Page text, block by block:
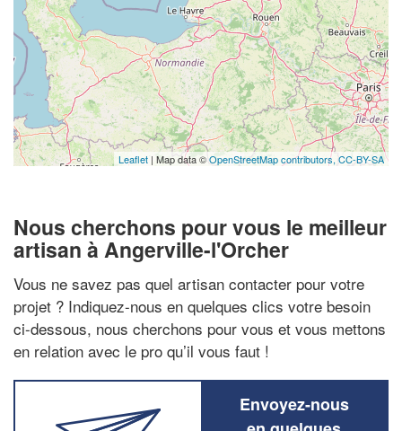
Leaflet | Map data ©OpenStreetMap contributors, CC-BY-SA
Nous cherchons pour vous le meilleur
artisan à Angerville-l'Orcher
Vous ne savez pas quel artisan contacter pour votre
projet ? Indiquez-nous en quelques clics votre besoin
ci-dessous, nous cherchons pour vous et vous mettons
en relation avec le pro qu’il vous faut !
Envoyez-nous